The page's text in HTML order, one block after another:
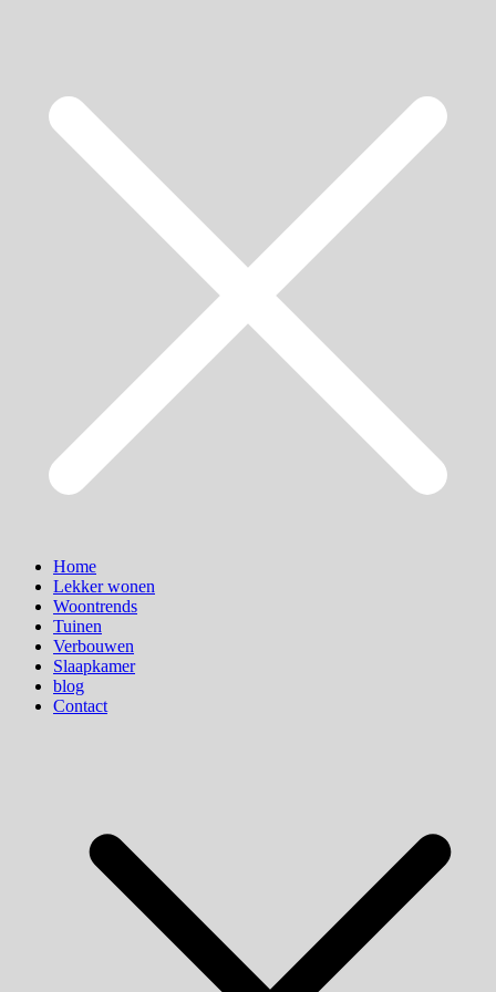
Home
Lekker wonen
Woontrends
Tuinen
Verbouwen
Slaapkamer
blog
Contact